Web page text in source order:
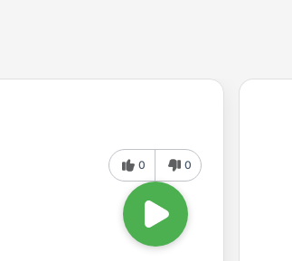
0 0